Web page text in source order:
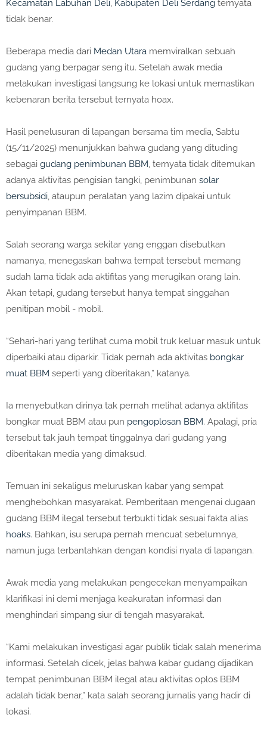
Kecamatan Labuhan Deli, Kabupaten Deli Serdang ternyata
tidak benar.
Beberapa media dari Medan Utara memviralkan sebuah
gudang yang berpagar seng itu. Setelah awak media
melakukan investigasi langsung ke lokasi untuk memastikan
kebenaran berita tersebut ternyata hoax.
Hasil penelusuran di lapangan bersama tim media, Sabtu
(15/11/2025) menunjukkan bahwa gudang yang dituding
sebagai gudang penimbunan BBM, ternyata tidak ditemukan
adanya aktivitas pengisian tangki, penimbunan solar
bersubsidi, ataupun peralatan yang lazim dipakai untuk
penyimpanan BBM.
Salah seorang warga sekitar yang enggan disebutkan
namanya, menegaskan bahwa tempat tersebut memang
sudah lama tidak ada aktifitas yang merugikan orang lain.
Akan tetapi, gudang tersebut hanya tempat singgahan
penitipan mobil - mobil.
“Sehari-hari yang terlihat cuma mobil truk keluar masuk untuk
diperbaiki atau diparkir. Tidak pernah ada aktivitas bongkar
muat BBM seperti yang diberitakan,” katanya.
Ia menyebutkan dirinya tak pernah melihat adanya aktifitas
bongkar muat BBM atau pun pengoplosan BBM. Apalagi, pria
tersebut tak jauh tempat tinggalnya dari gudang yang
diberitakan media yang dimaksud.
Temuan ini sekaligus meluruskan kabar yang sempat
menghebohkan masyarakat. Pemberitaan mengenai dugaan
gudang BBM ilegal tersebut terbukti tidak sesuai fakta alias
hoaks. Bahkan, isu serupa pernah mencuat sebelumnya,
namun juga terbantahkan dengan kondisi nyata di lapangan.
Awak media yang melakukan pengecekan menyampaikan
klarifikasi ini demi menjaga keakuratan informasi dan
menghindari simpang siur di tengah masyarakat.
“Kami melakukan investigasi agar publik tidak salah menerima
informasi. Setelah dicek, jelas bahwa kabar gudang dijadikan
tempat penimbunan BBM ilegal atau aktivitas oplos BBM
adalah tidak benar,” kata salah seorang jurnalis yang hadir di
lokasi.